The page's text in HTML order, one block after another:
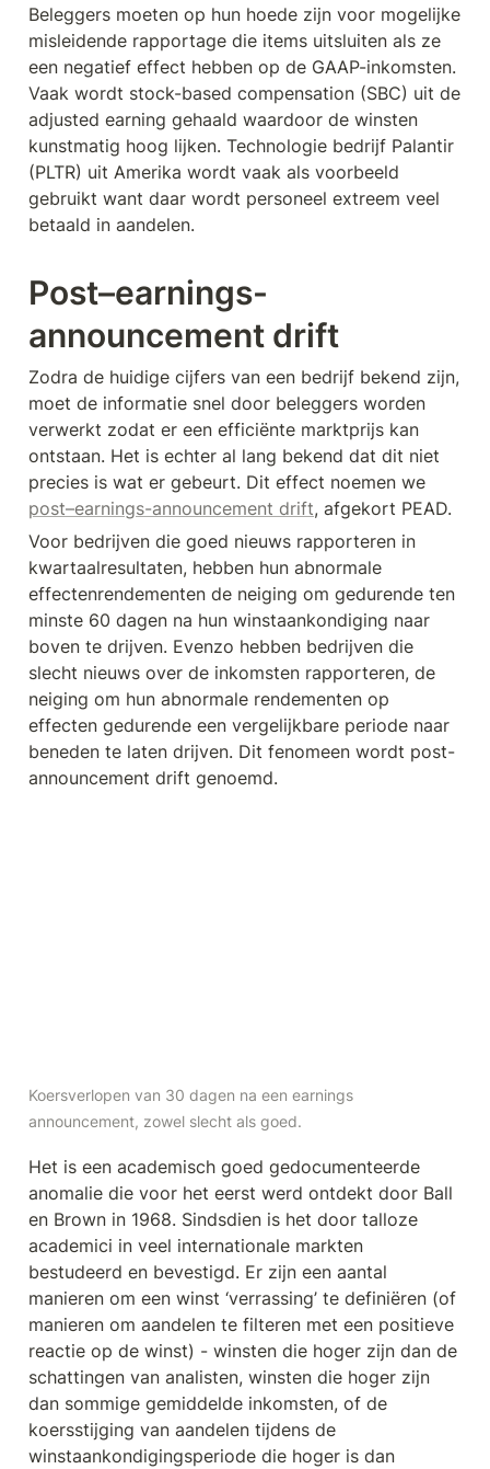
Beleggers moeten op hun hoede zijn voor mogelijke
misleidende rapportage die items uitsluiten als ze
een negatief effect hebben op de GAAP-inkomsten.
Vaak wordt stock-based compensation (SBC) uit de
adjusted earning gehaald waardoor de winsten
kunstmatig hoog lijken. Technologie bedrijf Palantir
(PLTR) uit Amerika wordt vaak als voorbeeld
gebruikt want daar wordt personeel extreem veel
betaald in aandelen.
Post–earnings-
announcement drift
Zodra de huidige cijfers van een bedrijf bekend zijn,
moet de informatie snel door beleggers worden
verwerkt zodat er een efficiënte marktprijs kan
ontstaan. Het is echter al lang bekend dat dit niet
post–earnings-announcement drift, afgekort PEAD.
Voor bedrijven die goed nieuws rapporteren in
kwartaalresultaten, hebben hun abnormale
effectenrendementen de neiging om gedurende ten
minste 60 dagen na hun winstaankondiging naar
boven te drijven. Evenzo hebben bedrijven die
slecht nieuws over de inkomsten rapporteren, de
neiging om hun abnormale rendementen op
effecten gedurende een vergelijkbare periode naar
beneden te laten drijven. Dit fenomeen wordt post-
announcement drift genoemd.
Koersverlopen van 30 dagen na een earnings
announcement, zowel slecht als goed.
Het is een academisch goed gedocumenteerde
anomalie die voor het eerst werd ontdekt door Ball
en Brown in 1968. Sindsdien is het door talloze
academici in veel internationale markten
bestudeerd en bevestigd. Er zijn een aantal
manieren om een winst ‘verrassing’ te definiëren (of
manieren om aandelen te filteren met een positieve
reactie op de winst) - winsten die hoger zijn dan de
schattingen van analisten, winsten die hoger zijn
dan sommige gemiddelde inkomsten, of de
koersstijging van aandelen tijdens de
winstaankondigingsperiode die hoger is dan